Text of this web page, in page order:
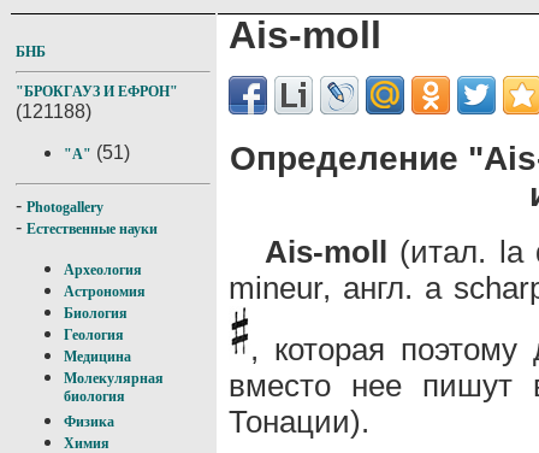
БНБ
"БРОКГАУЗ И ЕФРОН"
(121188)
"A" (51)
- Photogallery
- Естественные науки
Археология
Астрономия
Биология
Геология
Медицина
Молекулярная
биология
Физика
Химия
Ais-moll
Определение
Ais-moll (итал. la
mineur, англ. a
, которая поэтому
вместо нее
Тонации).